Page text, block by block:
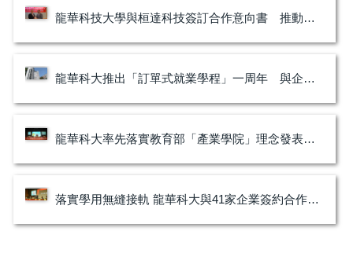
龍華科技大學與桓達科技簽訂合作意向書 推動製程自動化產業人才培育
龍華科大推出「訂單式就業學程」一周年 與企業合作成果豐碩
龍華科大率先落實教育部「產業學院」理念發表典範科大「訂單式就業學程」推動成果
落實學用無縫接軌 龍華科大與41家企業簽約合作推動「訂單式就業學程」